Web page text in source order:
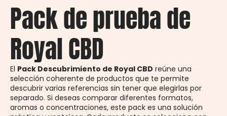
Pack de prueba de
Royal CBD
El Pack Descubrimiento de Royal CBD reúne una
selección coherente de productos que te permite
descubrir varias referencias sin tener que elegirlas por
separado. Si deseas comparar diferentes formatos,
aromas o concentraciones, este pack es una solución